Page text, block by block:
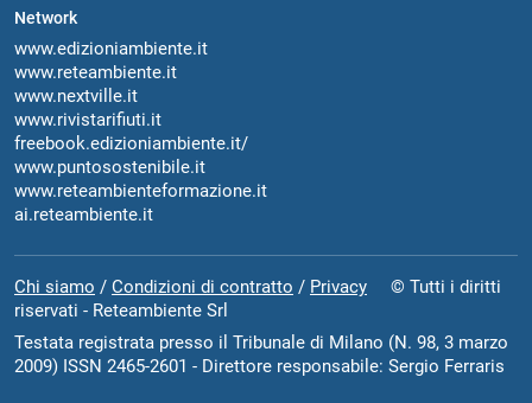
Network
www.edizioniambiente.it
www.reteambiente.it
www.nextville.it
www.rivistarifiuti.it
freebook.edizioniambiente.it/
www.puntosostenibile.it
www.reteambienteformazione.it
ai.reteambiente.it
Chi siamo / Condizioni di contratto / Privacy © Tutti i diritti
riservati - Reteambiente Srl
Testata registrata presso il Tribunale di Milano (N. 98, 3 marzo
2009) ISSN 2465-2601 - Direttore responsabile: Sergio Ferraris